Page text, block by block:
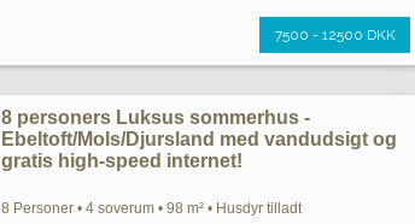
7500 - 12500 DKK
8 personers Luksus sommerhus -
Ebeltoft/Mols/Djursland med vandudsigt og
gratis high-speed internet!
8 Personer • 4 soverum • 98 m² • Husdyr tilladt